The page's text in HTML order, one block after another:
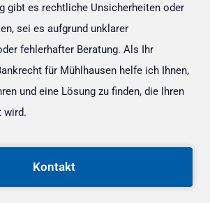
gibt es rechtliche Unsicherheiten oder
sei es aufgrund unklarer
fehlerhafter Beratung. Als Ihr
für Mühlhausen helfe ich Ihnen,
und eine Lösung zu finden, die Ihren
wird.
Kontakt